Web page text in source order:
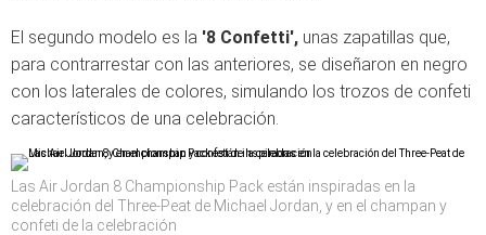
El segundo modelo es la '8 Confetti', unas zapatillas que,
para contrarrestar con las anteriores, se diseñaron en negro
con los laterales de colores, simulando los trozos de confeti
característicos de una celebración.
Las Air Jordan 8 Championship Pack están inspiradas en la
celebración del Three-Peat de Michael Jordan, y en el champan y
confeti de la celebración